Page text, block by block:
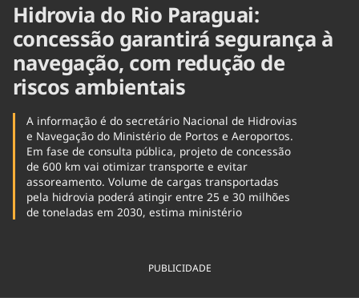
Hidrovia do Rio Paraguai:
concessão garantirá segurança à
navegação, com redução de
riscos ambientais
A informação é do secretário Nacional de Hidrovias
e Navegação do Ministério de Portos e Aeroportos.
Em fase de consulta pública, projeto de concessão
de 600 km vai otimizar transporte e evitar
assoreamento. Volume de cargas transportadas
pela hidrovia poderá atingir entre 25 e 30 milhões
de toneladas em 2030, estima ministério
PUBLICIDADE